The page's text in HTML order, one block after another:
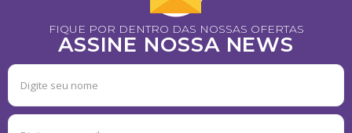
FIQUE POR DENTRO DAS NOSSAS OFERTAS
ASSINE NOSSA NEWS